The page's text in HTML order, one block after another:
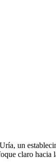
un
claro